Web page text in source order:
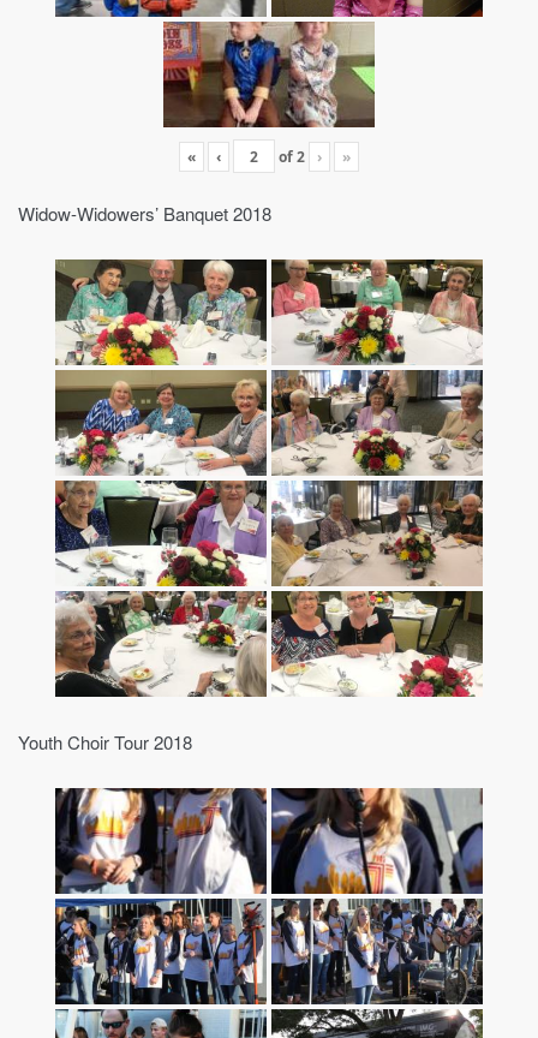
« ‹ of2 › »
Widow-Widowers’ Banquet 2018
Youth Choir Tour 2018